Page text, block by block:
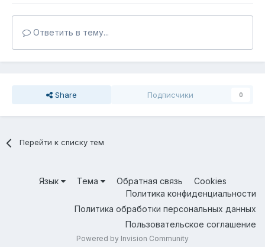
Ответить в тему...
Share Подписчики 0
Перейти к списку тем
Язык Тема Обратная связь
Cookies
Политика конфиденциальности
Политика обработки персональных данных
Пользовательское соглашение
Powered by Invision Community